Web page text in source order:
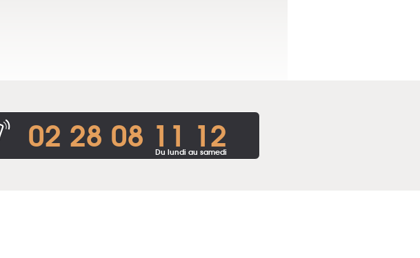
02 28 08 11 12
Du lundi au samedi